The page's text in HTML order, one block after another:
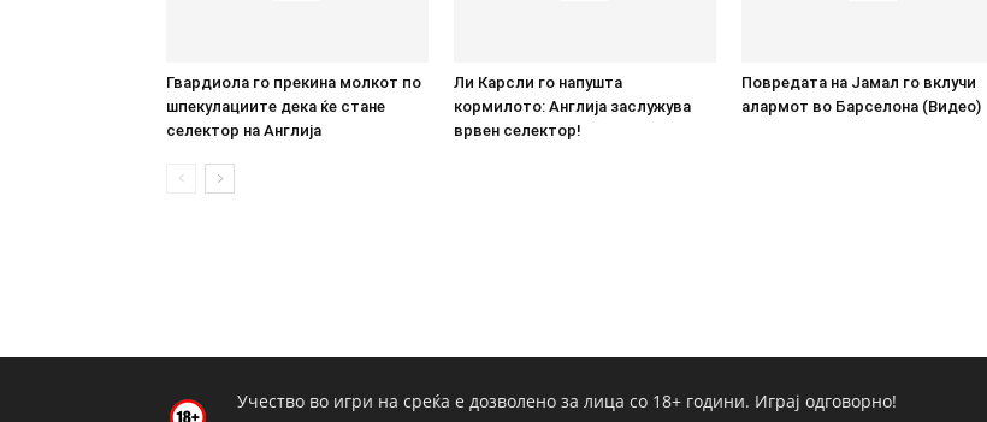
Гвардиола го прекина молкот по
шпекулациите дека ќе стане
селектор на Англија
Ли Карсли го напушта
кормилото: Англија заслужува
врвен селектор!
Повредата на Јамал го вклучи
алармот во Барселона (Видео)
Учество во игри на среќа е дозволено за лица со 18+ години. Играј одговорно!